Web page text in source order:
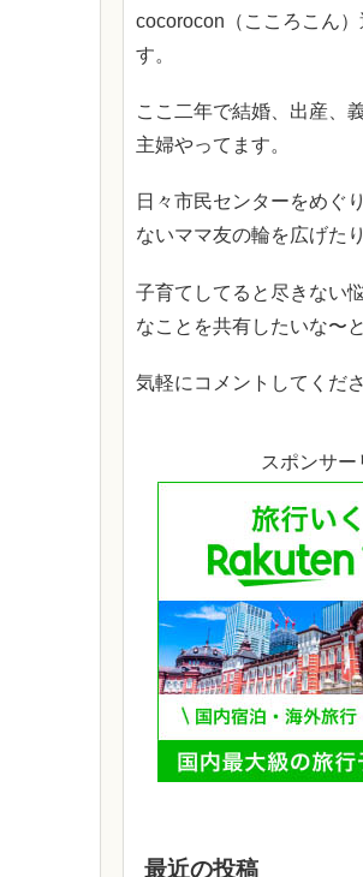
cocorocon（こころこん
す。
ここ二年で結婚、出産、
主婦やってます。
日々市民センターをめぐ
ないママ友の輪を広げた
子育てしてると尽きない
なことを共有したいな〜
気軽にコメントしてくださ
スポンサー
最近の投稿